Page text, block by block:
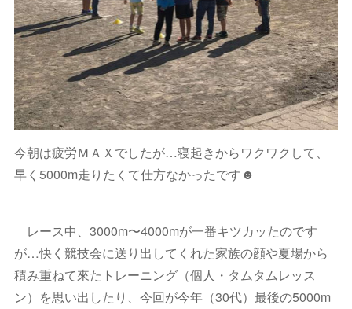
今朝は疲労ＭＡＸでしたが…寝起きからワクワクして、
早く5000m走りたくて仕方なかったです☻
レース中、3000m〜4000mが一番キツカッたのです
が…快く競技会に送り出してくれた家族の顔や夏場から
積み重ねて來たトレーニング（個人・タムタムレッス
ン）を思い出したり、今回が今年（30代）最後の5000m